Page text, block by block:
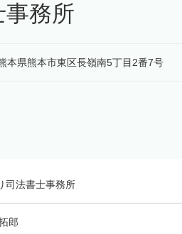
務所
本県熊本市東区長嶺南5丁目2番7号
司法書士事務所
郎